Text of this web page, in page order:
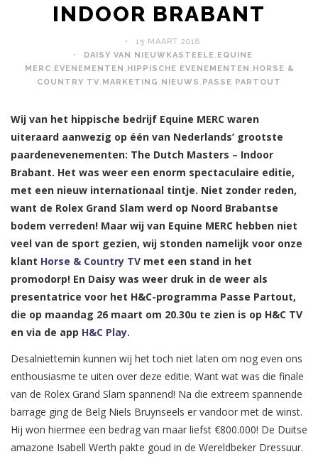
INDOOR BRABANT
15 MAART 2018
DAISY VAN NIEUWKASTEELE, EQUINE
MERC, EVENEMENTEN , HIPPISCHE EVENEMENTEN , HORSE &
COUNTRY TV, MARKETING , NIEUWS , PASSE PARTOUT
Wij van het hippische bedrijf Equine MERC waren
uiteraard aanwezig op één van Nederlands’ grootste
paardenevenementen: The Dutch Masters – Indoor
Brabant. Het was weer een enorm spectaculaire editie,
met een nieuw internationaal tintje. Niet zonder reden,
want de Rolex Grand Slam werd op Noord Brabantse
bodem verreden! Maar wij van Equine MERC hebben niet
veel van de sport gezien, wij stonden namelijk voor onze
klant Horse & Country TV met een stand in het
promodorp! En Daisy was weer druk in de weer als
presentatrice voor het H&C-programma Passe Partout,
die op maandag 26 maart om 20.30u te zien is op H&C TV
en via de app H&C Play.
Desalniettemin kunnen wij het toch niet laten om nog even ons
enthousiasme te uiten over deze editie. Want wat was die finale
van de Rolex Grand Slam spannend! Na die extreem spannende
barrage ging de Belg Niels Bruynseels er vandoor met de winst.
Hij won hiermee een bedrag van maar liefst €800.000! De Duitse
amazone Isabell Werth pakte goud in de Wereldbeker Dressuur.